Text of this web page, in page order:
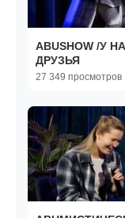
ABUSHOW /У
ДРУЗЬЯ
27 349 просмотров